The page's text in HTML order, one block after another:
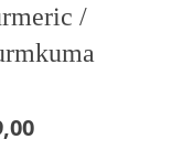
/